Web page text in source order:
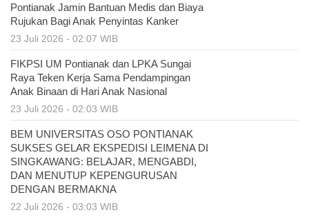
Pontianak Jamin Bantuan Medis dan Biaya
Rujukan Bagi Anak Penyintas Kanker
23 Juli 2026 - 02:07 WIB
FIKPSI UM Pontianak dan LPKA Sungai
Raya Teken Kerja Sama Pendampingan
Anak Binaan di Hari Anak Nasional
23 Juli 2026 - 02:03 WIB
BEM UNIVERSITAS OSO PONTIANAK
SUKSES GELAR EKSPEDISI LEIMENA DI
SINGKAWANG: BELAJAR, MENGABDI,
DAN MENUTUP KEPENGURUSAN
DENGAN BERMAKNA
22 Juli 2026 - 03:03 WIB